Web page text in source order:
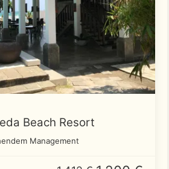
Beach Resort
Management